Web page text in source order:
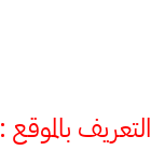
التعريف بالموقع :